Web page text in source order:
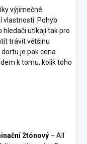
výjimečné
vlastnosti. Pohyb
hledači utíkají tak pro
trávit většinu
je pak cena
k tomu, kolik toho
2tónový – All